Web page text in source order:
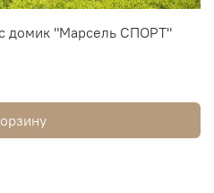
домик "Марсель СПОРТ"